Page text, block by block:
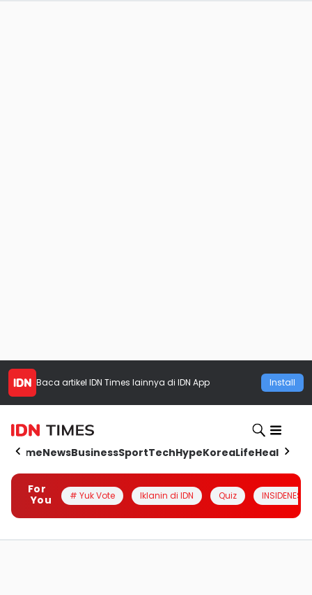
Baca artikel IDN Times lainnya di IDN App Install
HomeNewsBusinessSportTechHypeKoreaLifeHealth
For
You
# Yuk Vote Iklanin di IDN Quiz INSIDENESIA